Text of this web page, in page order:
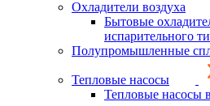
Охладители воздуха
Бытовые
испарительного
Полупромышленные
Тепловые насосы
Тепловые насосы